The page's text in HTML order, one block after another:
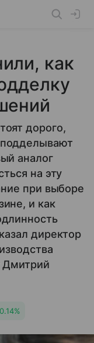
как
дорого,
аналог
на эту
при выборе
и как
директор
Дмитрий